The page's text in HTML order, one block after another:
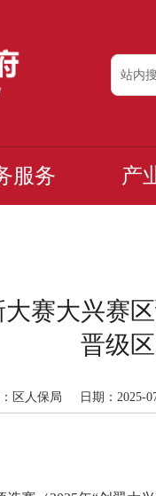
站内
服务 产
赛大兴赛
晋级
区人保局 日期：2025-